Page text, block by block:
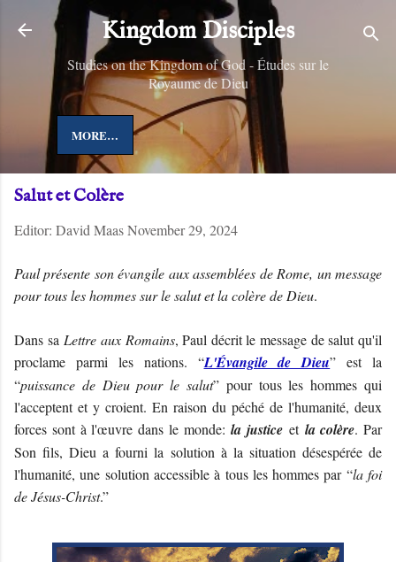
Skip to main content
Kingdom Disciples
Studies on the Kingdom of God - Études sur le
Royaume de Dieu
MORE…
Salut et Colère
Editor: David MaasNovember 29, 2024
Paul présente son évangile aux assemblées de Rome, un message
pour tous les hommes sur le salut et la colère de Dieu.
Dans sa Lettre aux Romains, Paul décrit le message de salut qu'il
proclame parmi les nations. “L'Évangile de Dieu” est la
“puissance de Dieu pour le salut” pour tous les hommes qui
l'acceptent et y croient. En raison du péché de l'humanité, deux
forces sont à l'œuvre dans le monde:la justice et la colère. Par
Son fils, Dieu a fourni la solution à la situation désespérée de
l'humanité, une solution accessible à tous les hommes par “la foi
de Jésus-Christ.”